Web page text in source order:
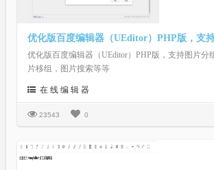
优化版百度编辑器（UEditor）PHP版，支
优化版百度编辑器（UEditor）PHP版，支持图片分
片移组，图片搜索等等
在 线 编 辑 器
23543 0